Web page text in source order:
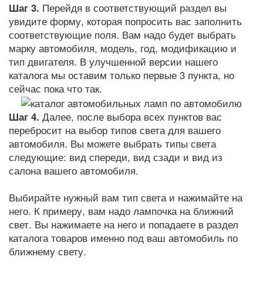
Шаг 3. Перейдя в соответствующий раздел вы
увидите форму, которая попросить вас заполнить
соответствующие поля. Вам надо будет выбрать
марку автомобиля, модель, год, модификацию и
тип двигателя. В улучшенной версии нашего
каталога мы оставим только первые 3 пункта, но
сейчас пока что так.
Шаг 4. Далее, после выбора всех пунктов вас
перебросит на выбор типов света для вашего
автомобиля. Вы можете выбрать типы света
следующие: вид спереди, вид сзади и вид из
салона вашего автомобиля.
Выбирайте нужный вам тип света и нажимайте на
него. К примеру, вам надо лампочка на ближний
свет. Вы нажимаете на него и попадаете в раздел
каталога товаров именно под ваш автомобиль по
ближнему свету.